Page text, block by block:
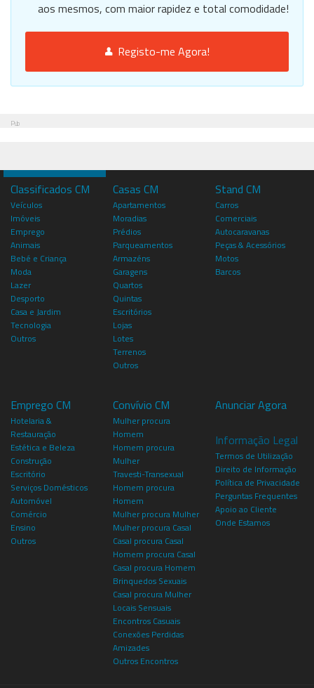
aos mesmos, com maior rapidez e total comodidade!
Registo-me Agora!
Pub
Classificados CM
Veículos
Imóveis
Emprego
Animais
Bebé e Criança
Moda
Lazer
Desporto
Casa e Jardim
Tecnologia
Outros
Casas CM
Apartamentos
Moradias
Prédios
Parqueamentos
Armazéns
Garagens
Quartos
Quintas
Escritórios
Lojas
Lotes
Terrenos
Outros
Stand CM
Carros
Comerciais
Autocaravanas
Peças & Acessórios
Motos
Barcos
Emprego CM
Hotelaria &
Restauração
Estética e Beleza
Construção
Escritório
Serviços Domésticos
Automóvel
Comércio
Ensino
Outros
Convívio CM
Mulher procura
Homem
Homem procura
Mulher
Travesti-Transexual
Homem procura
Homem
Mulher procura Mulher
Mulher procura Casal
Casal procura Casal
Homem procura Casal
Casal procura Homem
Brinquedos Sexuais
Casal procura Mulher
Locais Sensuais
Encontros Casuais
Conexões Perdidas
Amizades
Outros Encontros
Anunciar Agora
Informação Legal
Termos de Utilização
Direito de Informação
Política de Privacidade
Perguntas Frequentes
Apoio ao Cliente
Onde Estamos